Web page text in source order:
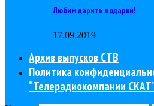
Любим дарить подарки!
17.09.2019
Архив выпусков СТВ
Политика
“Телерадиокомпании